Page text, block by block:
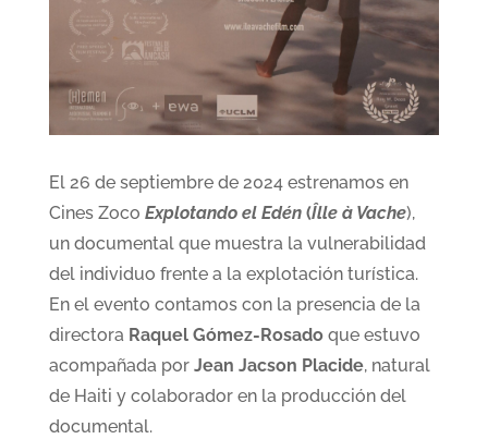
El 26 de septiembre de 2024 estrenamos en
Cines Zoco Explotando el Edén (Îlle à Vache),
un documental que muestra la vulnerabilidad
del individuo frente a la explotación turística.
En el evento contamos con la presencia de la
directora Raquel Gómez-Rosadoque estuvo
acompañada por Jean Jacson Placide, natural
de Haiti y colaborador en la producción del
documental.